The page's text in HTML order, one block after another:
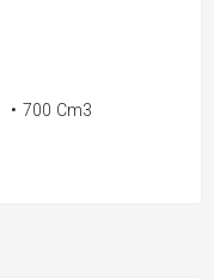
• 700 Cm3